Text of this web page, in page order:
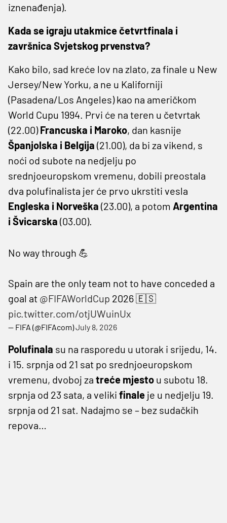
iznenađenja).
Kada se igraju utakmice četvrtfinala i
završnica Svjetskog prvenstva?
Kako bilo, sad kreće lov na zlato, za finale u New
Jersey/New Yorku, a ne u Kaliforniji
(Pasadena/Los Angeles) kao na američkom
World Cupu 1994. Prvi će na teren u četvrtak
(22.00)Francuska i Maroko, dan kasnije
Španjolska i Belgija (21.00), da bi za vikend, s
noći od subote na nedjelju po
srednjoeuropskom vremenu, dobili preostala
dva polufinalista jer će prvo ukrstiti vesla
Engleska i Norveška (23.00), a potom Argentina
i Švicarska (03.00).
No way through 💪
Spain are the only team not to have conceded a
goal at @FIFAWorldCup 2026 🇪🇸
pic.twitter.com/otjUWuinUx
— FIFA (@FIFAcom)July 8, 2026
Polufinala su na rasporedu u utorak i srijedu, 14.
i 15. srpnja od 21 sat po srednjoeuropskom
vremenu, dvoboj za treće mjesto u subotu 18.
srpnja od 23 sata, a veliki finale je u nedjelju 19.
srpnja od 21 sat. Nadajmo se – bez sudačkih
repova…